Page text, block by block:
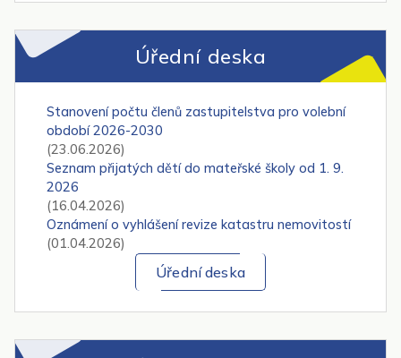
Úřední deska
Stanovení počtu členů zastupitelstva pro volební
období 2026-2030
(23.06.2026)
Seznam přijatých dětí do mateřské školy od 1. 9.
2026
(16.04.2026)
Oznámení o vyhlášení revize katastru nemovitostí
(01.04.2026)
Úřední deska